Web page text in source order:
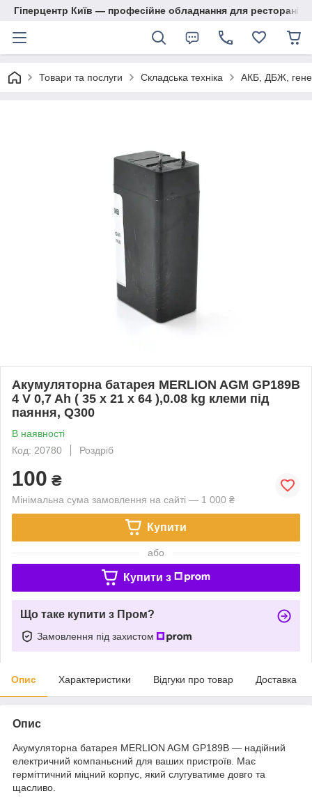
Гіперцентр Київ — професійне обладнання для ресторанів,
Товари та послуги Складська техніка АКБ, ДБЖ,
Акумуляторна батарея MERLION AGM GP189B
4 V 0,7 Ah ( 35 x 21 x 64 ),0.08 kg клеми під
паяння, Q300
В наявності
Код: 20780
Роздріб
100 ₴
Мінімальна сума замовлення на сайті — 1 000 ₴
Купити
або
Купити з
Що таке купити з Пром?
Замовлення під захистом
Опис Характеристики Відгуки про товар Доставка
Опис
Акумуляторна батарея MERLION AGM GP189B — надійний
електричний компаньєний для ваших пристроїв. Має
герміттичний міцний корпус, який слугуватиме довго та
щасливо.